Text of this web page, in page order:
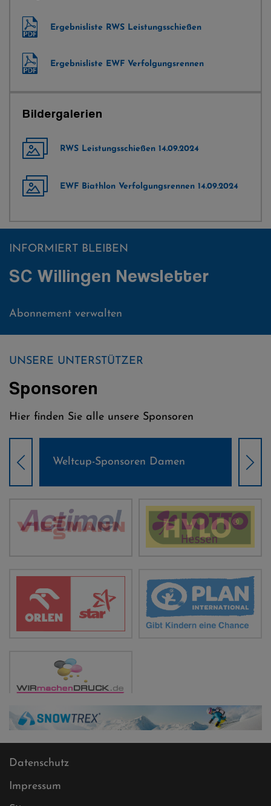
Ergebnisliste RWS Leistungsschießen
Ergebnisliste EWF Verfolgungsrennen
Bildergalerien
RWS Leistungsschießen 14.09.2024
EWF Biathlon Verfolgungsrennen 14.09.2024
INFORMIERT BLEIBEN
SC Willingen Newsletter
Abonnement verwalten
UNSERE UNTERSTÜTZER
Sponsoren
Hier finden Sie alle unsere Sponsoren
Weltcup-Sponsoren Damen
Datenschutz